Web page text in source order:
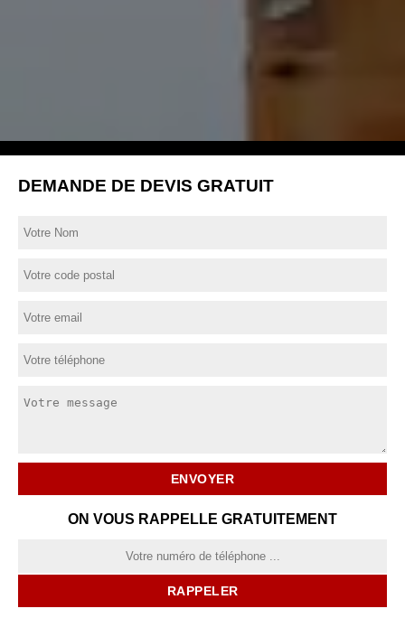
DEMANDE DE DEVIS GRATUIT
ON VOUS RAPPELLE GRATUITEMENT